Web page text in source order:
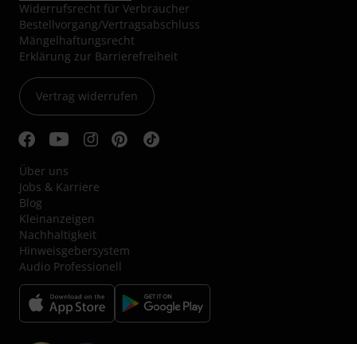
Widerrufsrecht für Verbraucher
Bestellvorgang/Vertragsabschluss
Mängelhaftungsrecht
Erklärung zur Barrierefreiheit
Vertrag widerrufen
Über uns
Jobs & Karriere
Blog
Kleinanzeigen
Nachhaltigkeit
Hinweisgebersystem
Audio Professionell